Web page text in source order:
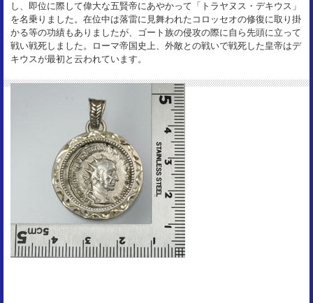
し、即位に際して偉大な五賢帝にあやかって「トラヤヌス・デキウス」
を名乗りました。在位中は落雷に見舞われたコロッセオの修復に取り掛
かる等の功績もありましたが、ゴート族の侵攻の際に自ら先頭に立って
戦い戦死しました。ローマ帝国史上、外敵との戦いで戦死した皇帝はデ
キウスが最初と云われています。